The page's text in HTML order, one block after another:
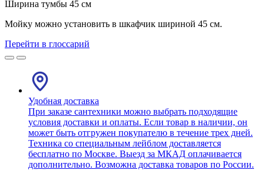
Ширина тумбы 45 см
Мойку можно установить в шкафчик шириной 45 см.
Перейти в глоссарий
Удобная доставка
При заказе сантехники можно выбрать подходящие
условия доставки и оплаты. Если товар в наличии, он
может быть отгружен покупателю в течение трех дней.
Техника со специальным лейблом доставляется
бесплатно по Москве. Выезд за МКАД оплачивается
дополнительно. Возможна доставка товаров по России.